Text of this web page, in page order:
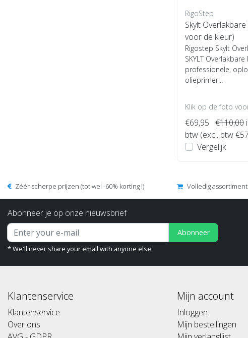
RigoStep
Skylt
voor de kleur)
Rigostep Skylt
SKYLT
professionele,
olieprimer...
Klik op de foto
€69,95 €110,00
btw (excl. btw
Vergelijk
Zéér scherpe prijzen (tot wel -60% korting !) Volledig
Abonneer je op onze nieuwsbrief
Abonneer
* We'll never share your email with anyone else.
Klantenservice
Klantenservice
Over ons
Mijn account
Inloggen
Mijn bestellingen